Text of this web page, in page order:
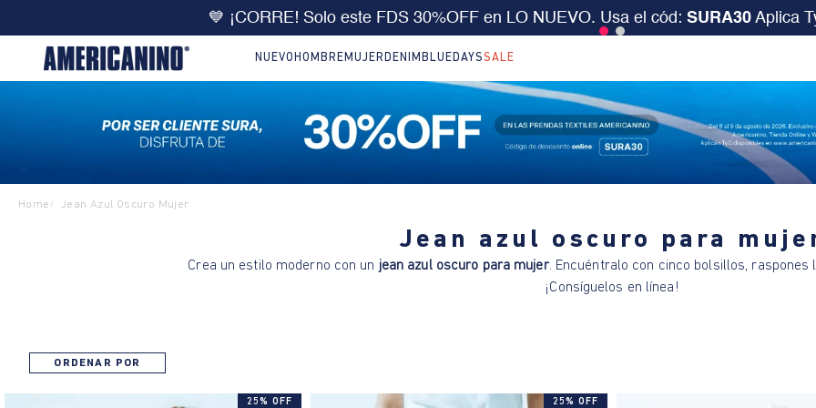
💙 ¡CORRE! Solo este FDS 30%OFF en LO NUEVO. Usa el cód: SURA30 Aplica
NUEVO HOMBRE MUJER DENIM BLUEDAYSSALE
Home / Jean Azul Oscuro Mujer
Jean azul oscuro para
Crea un estilo moderno con un jean azul oscuro para mujer. Encuéntralo con cinco bolsillos,
¡Consíguelos en línea!
ORDENAR POR
25% OFF 25% OFF